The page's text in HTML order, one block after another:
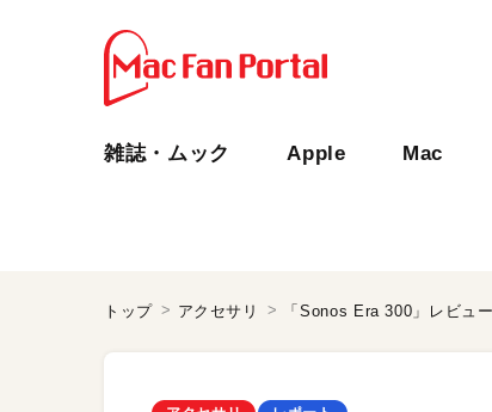
雑誌・ムック Apple Mac
トップ アクセサリ